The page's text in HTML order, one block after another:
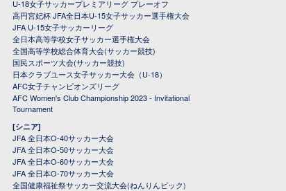
U-18女子サッカープレミアリーグ プレーオフ
高円宮妃杯 JFA全日本U-15女子サッカー選手権大会
JFA U-15女子サッカーリーグ
全日本高等学校女子サッカー選手権大会
全国高等学校総合体育大会(サッカー競技)
国民スポーツ大会(サッカー競技)
日本クラブユース女子サッカー大会（U-18）
AFC女子チャンピオンズリーグ
AFC Women's Club Championship 2023 - Invitational
Tournament
[シニア]
JFA 全日本O-40サッカー大会
JFA 全日本O-50サッカー大会
JFA 全日本O-60サッカー大会
JFA 全日本O-70サッカー大会
全国健康福祉祭サッカー交流大会(ねんりんピック)